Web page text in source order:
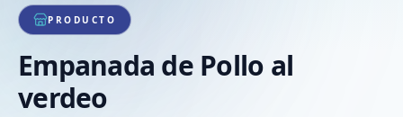
1/1
PRODUCTO
Empanada de Pollo al
verdeo